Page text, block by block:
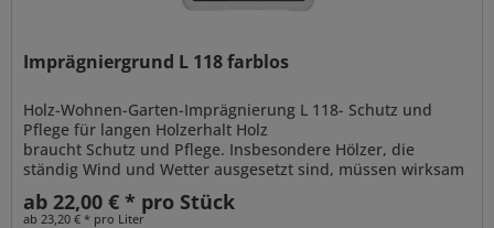
Imprägniergrund L 118 farblos
Holz-Wohnen-Garten-Imprägnierung L 118- Schutz und
Pflege für langen Holzerhalt Holz
braucht Schutz und Pflege. Insbesondere Hölzer, die
ständig Wind und Wetter ausgesetzt sind, müssen wirksam
gegen Witterungsverhältnisse wie Schnee,...
ab 22,00 € * pro Stück
ab 23,20 € * pro Liter